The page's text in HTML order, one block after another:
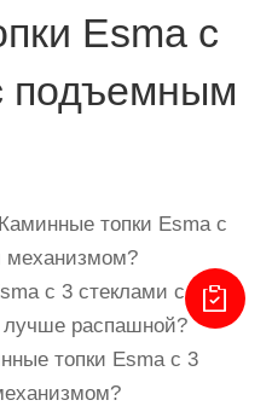
Esma с
подъемным
топки Esma с
механизмом?
с 3 стеклами с
распашной?
топки Esma с 3